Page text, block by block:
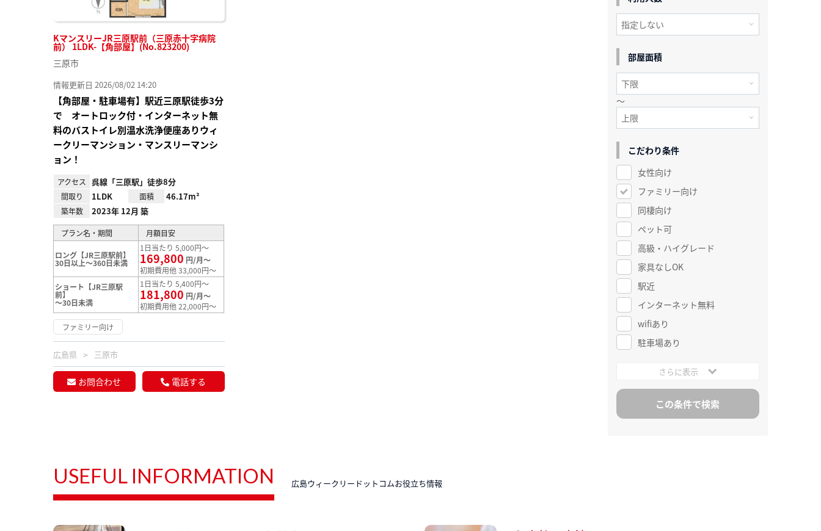
KマンスリーJR三原駅前（三原赤十字病院
前） 1LDK-【角部屋】(No.823200)
三原市
情報更新日 2026/08/02 14:20
【角部屋・駐車場有】駅近三原駅徒歩3分
で オートロック付・インターネット無
料のバストイレ別温水洗浄便座ありウィ
ークリーマンション・マンスリーマンシ
ョン！
アクセス 呉線「三原駅」徒歩8分
間取り 1LDK 面積 46.17m²
築年数 2023年 12月 築
プラン名・期間 月額目安
ロング【JR三原駅前】
30日以上～360日未満
1日当たり 5,000円～
169,800 円/月～
初期費用他 33,000円～
ショート【JR三原駅
前】
～30日未満
1日当たり 5,400円～
181,800 円/月～
初期費用他 22,000円～
ファミリー向け
広島県 三原市
お問合わせ 電話する
部屋面積
～
こだわり条件
女性向け
ファミリー向け
同棲向け
ペット可
高級・ハイグレード
家具なしOK
駅近
インターネット無料
wifiあり
駐車場あり
さらに表示
USEFUL INFORMATION 広島ウィークリードットコムお役立ち情報